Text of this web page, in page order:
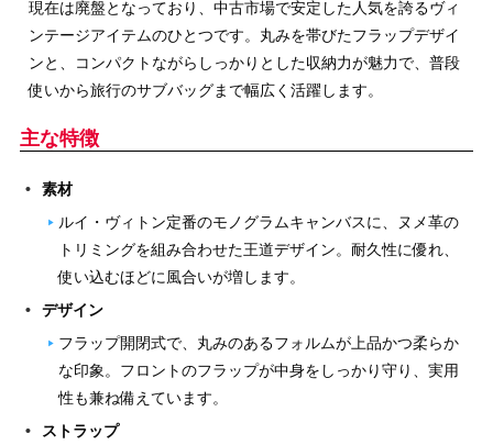
現在は廃盤となっており、中古市場で安定した人気を誇るヴィ
ンテージアイテムのひとつです。丸みを帯びたフラップデザイ
ンと、コンパクトながらしっかりとした収納力が魅力で、普段
使いから旅行のサブバッグまで幅広く活躍します。
主な特徴
素材
ルイ・ヴィトン定番のモノグラムキャンバスに、ヌメ革の
トリミングを組み合わせた王道デザイン。耐久性に優れ、
使い込むほどに風合いが増します。
デザイン
フラップ開閉式で、丸みのあるフォルムが上品かつ柔らか
な印象。フロントのフラップが中身をしっかり守り、実用
性も兼ね備えています。
ストラップ